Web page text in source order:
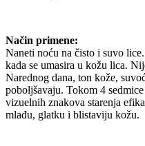
Način primene:
Naneti noću na čisto i suvo
kada se umasira u kožu lica.
Narednog dana, ton kože,
poboljšavaju. Tokom 4
vizuelnih znakova starenja
mlađu, glatku i blistaviju kožu.